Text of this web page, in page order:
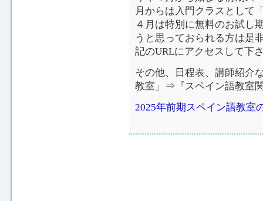
月からは入門クラスとして
４月は特別に無料のお試し
うと思っておられる方は是
記のURLにアクセスして下
その他、日程表、講師紹介
教室」⇒『スペイン語教室
2025年前期スペイン語教室